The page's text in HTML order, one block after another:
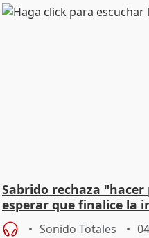
Sabrido rechaza
esperar que finalice la
Sonido Totales